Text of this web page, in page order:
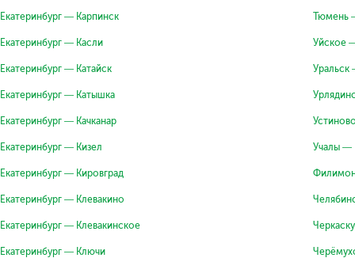
Екатеринбург — Карпинск
Екатеринбург — Касли
Екатеринбург — Катайск
Екатеринбург — Катышка
Екатеринбург — Качканар
Екатеринбург — Кизел
Екатеринбург — Кировград
Екатеринбург — Клевакино
Екатеринбург — Клевакинское
Екатеринбург — Ключи
Тюмень
Уйское
Уральск
Учалы —